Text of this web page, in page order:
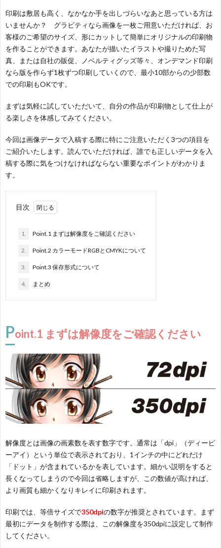
印刷は敷居も高く、なかなか手を出しづらいなあと思っている方は
いませんか？ グラビティなら画像を一枚ご用意いただければ、お
客様のご希望のサイズ、形にカットして簡単にオリジナルの印刷物
を作ることができます。あなたが描いたイラストや撮りためた写
真、または自社の販促、ノベルティグッズ等々、 オンデマンド印刷
なら版を作らず1枚ずつ印刷していくので、最小10部からの少部数
での印刷もOKです。
まずは気軽に試していただいて、自分の作品が印刷物として仕上が
る楽しさを体感してみてください。
今回は画像データで入稿する際に特にご注意いただく3つの項目を
ご紹介いたします。読んでいただければ、誰でも正しいデータを入
稿する際に気をつけなければならない重要なポイントがわかりま
す。
目次
1. Point.1 まずは解像度をご確認ください
2. Point.2 カラーモードRGBとCMYKについて
3. Point.3 保存形式について
4. まとめ
Point.1 まずは解像度をご確認ください
解像度とは画像の画素数を表す数字です。通常は「dpi」（ディーピ
ーアイ）という単位で表示されており、1インチの中にどれだけ
「ドット」が含まれているかを表しています。細かい説明をすると
長くなってしまうので今回は省略しますが、この数値が高ければ、
より画質も細かくなりキレイに印刷されます。
印刷では、等倍サイズで350dpiの数字が推奨とされています。まず
最初にデータを制作する際は、この解像度を350dpiに設定して制作
してください。